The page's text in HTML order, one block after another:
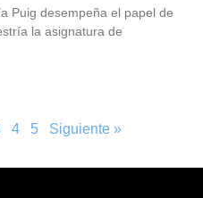
Puig desempeña el papel de
la asignatura de
4 5 Siguiente »